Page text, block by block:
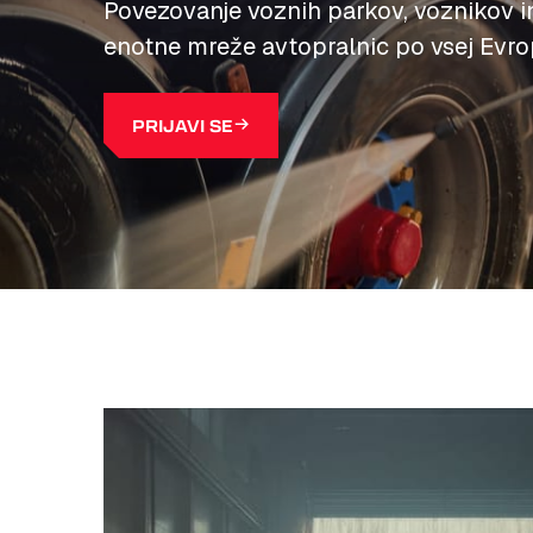
Povezovanje voznih parkov, voznikov
enotne mreže avtopralnic po vsej
PRIJAVI SE